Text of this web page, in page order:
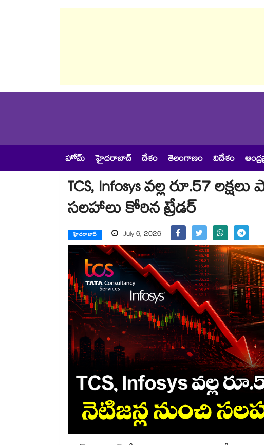
హోమ్ హైదరాబాద్ దేశం తెలంగాణం విదేశం
TCS, Infosys వల్ల రూ.57
సలహాలు కోరిన ట్రేడర్
హైదరాబాద్ July 6, 2026